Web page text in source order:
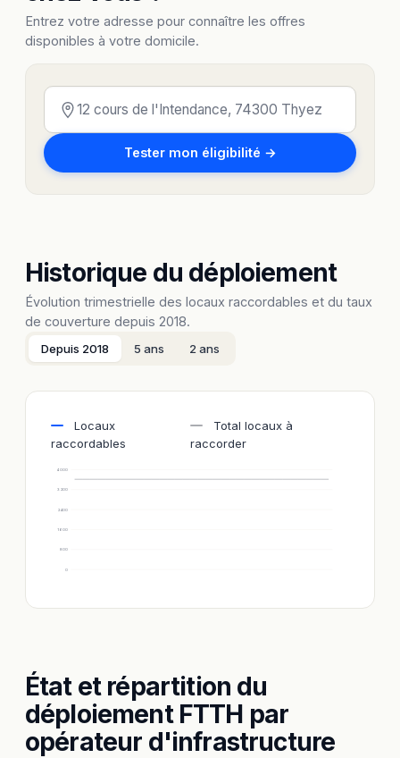
Entrez votre adresse pour connaître les offres
disponibles à votre domicile.
Tester mon éligibilité →
Historique du déploiement
Évolution trimestrielle des locaux raccordables et du taux
de couverture depuis 2018.
Depuis 2018 5 ans 2 ans
Locaux
raccordables
Total locaux à
raccorder
0
800
1 600
2 400
3 200
4 000
État et répartition du
déploiement FTTH par
opérateur d'infrastructure